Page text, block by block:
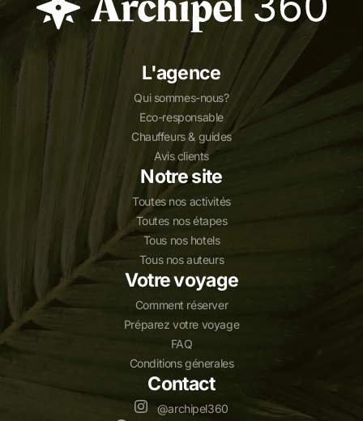
L'agence
Qui sommes-nous?
Eco-responsable
Chauffeurs & guides
Avis clients
Notre site
Toutes nos activités
Toutes nos étapes
Tous nos hotels
Tous nos auteurs
Votre voyage
Comment réserver
Préparez votre voyage
FAQ
Conditions génerales
Contact
@archipel360